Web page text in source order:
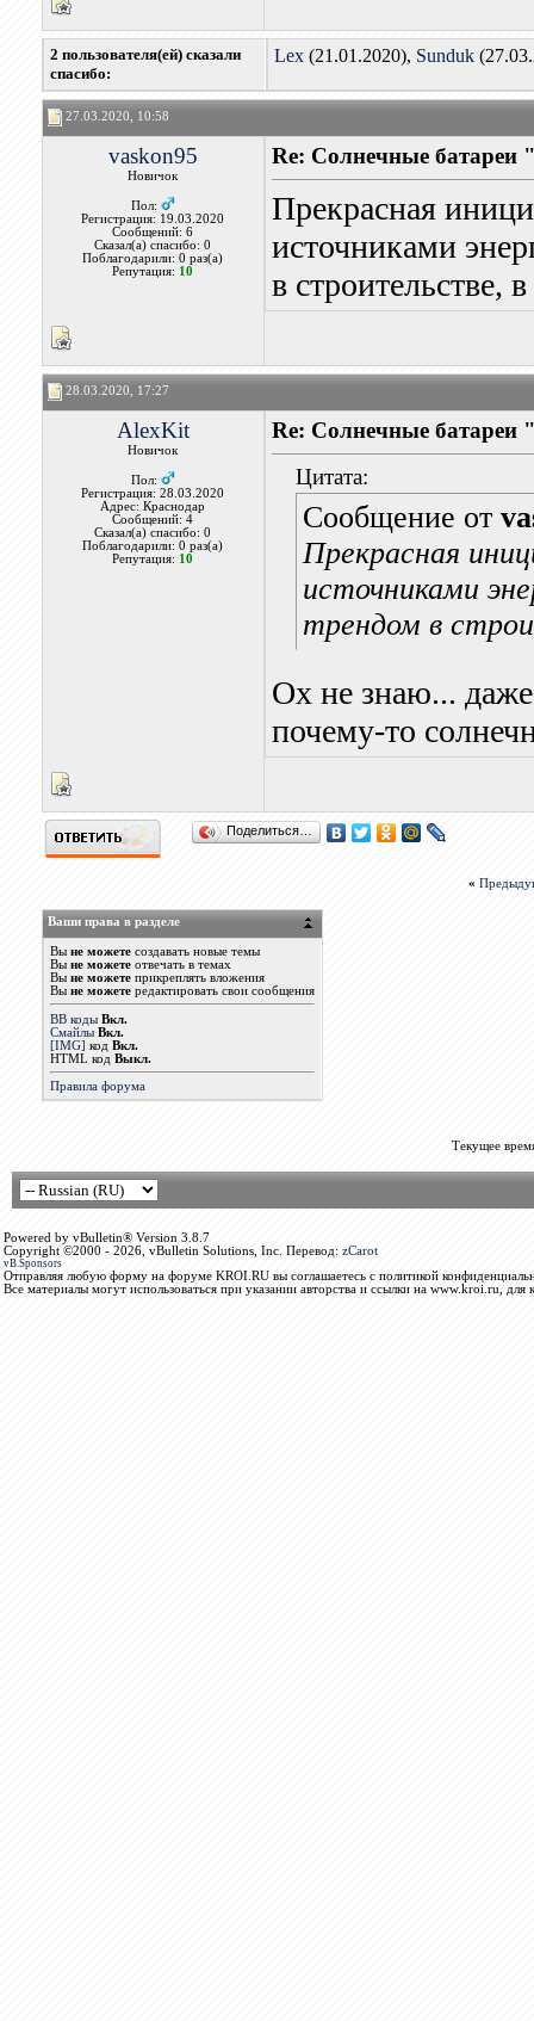
2 пользователя(ей) сказали
cпасибо:
Lex(21.01.2020), Sunduk
27.03.2020, 10:58
vaskon95
Новичок
Пол:
Регистрация: 19.03.2020
Сообщений: 6
Сказал(а) спасибо: 0
Поблагодарили: 0 раз(а)
Репутация: 10
Re: Солнечные батареи
Прекрасная
источниками
в строительстве,
28.03.2020, 17:27
AlexKit
Новичок
Пол:
Регистрация: 28.03.2020
Адрес: Краснодар
Сообщений: 4
Сказал(а) спасибо: 0
Поблагодарили: 0 раз(а)
Репутация: 10
Re: Солнечные батареи
Цитата:
Сообщение от
Прекрасная
источниками
трендом в
Ох не знаю...
почему-то
Поделиться…
«
Ваши права в разделе
Вы не можетесоздавать новые темы
Вы не можетеотвечать в темах
Вы не можетеприкреплять вложения
Вы не можетередактировать свои сообщения
BB коды Вкл.
Смайлы Вкл.
[IMG] код Вкл.
HTML код Выкл.
Правила форума
Текущее
Powered by vBulletin® Version 3.8.7
Copyright ©2000 - 2026, vBulletin Solutions, Inc. Перевод: zCarot
vB.Sponsors
Отправляя любую форму на форуме KROI.RU вы соглашаетесь с политикой
Все материалы могут использоваться при указании авторства и ссылки на www.kroi.ru, для